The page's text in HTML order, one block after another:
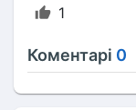
1
Коментарі 0